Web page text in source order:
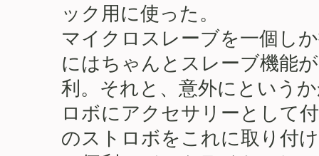
ック用に使った。
マイクロスレーブを一個し
にはちゃんとスレーブ機能
利。それと、意外にという
ロボにアクセサリーとして
のストロボをこれに取り付